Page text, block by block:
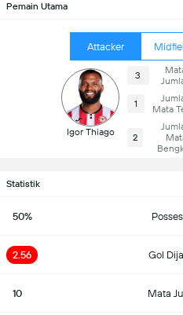
Pemain Utama
Attacker
Igor Thiago
3
1
Mata
2
Statistik
50%
2.56 Gol
10 Mata